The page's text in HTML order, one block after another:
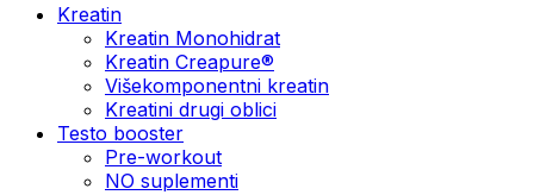
Kreatin
Kreatin Monohidrat
Kreatin Creapure®
Višekomponentni kreatin
Kreatini drugi oblici
Testo booster
Pre-workout
NO suplementi